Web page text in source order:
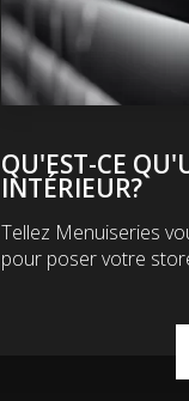
QU'EST-CE
INTÉRIEUR?
Tellez Menuiseries
pour poser votre